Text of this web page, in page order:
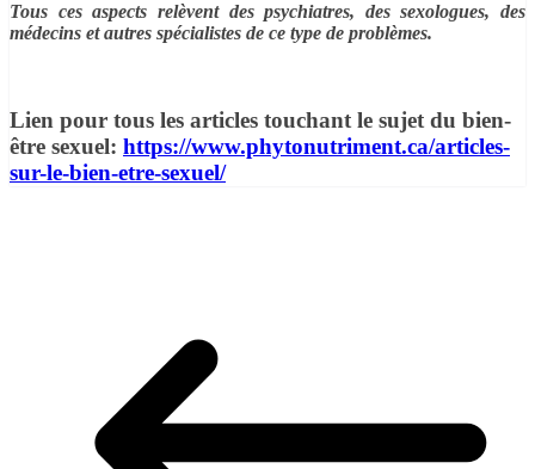
Tous ces aspects relèvent des psychiatres, des sexologues, des
médecins et autres spécialistes de ce type de problèmes.
Lien pour tous les articles touchant le sujet du bien-
être sexuel: https://www.phytonutriment.ca/articles-
sur-le-bien-etre-sexuel/